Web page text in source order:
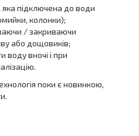
підключена до води
колонки);
/ закриваючи
або дощовиків;
воду вночі і при
поки є новинкою,